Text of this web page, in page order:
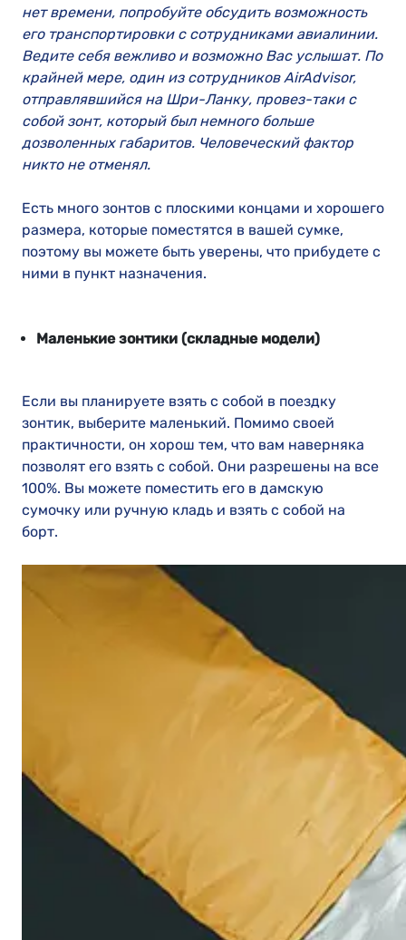
нет времени, попробуйте обсудить возможность
его транспортировки с сотрудниками авиалинии.
Ведите себя вежливо и возможно Вас услышат. По
крайней мере, один из сотрудников AirAdvisor,
отправлявшийся на Шри-Ланку, провез-таки с
собой зонт, который был немного больше
дозволенных габаритов. Человеческий фактор
никто не отменял.
Есть много зонтов с плоскими концами и хорошего
размера, которые поместятся в вашей сумке,
поэтому вы можете быть уверены, что прибудете с
ними в пункт назначения.
Маленькие зонтики (складные модели)
Если вы планируете взять с собой в поездку
зонтик, выберите маленький. Помимо своей
практичности, он хорош тем, что вам наверняка
позволят его взять с собой. Они разрешены на все
100%. Вы можете поместить его в дамскую
сумочку или ручную кладь и взять с собой на
борт.